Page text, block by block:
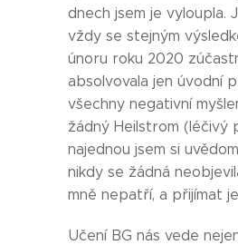
dnech jsem je vyloupla.
vždy se stejným
únoru roku 2020
absolvovala jen úvodní
všechny negativní
žádný Heilstrom (léčivý
najednou jsem si
nikdy se žádná
mně nepatří, a přijímat
Učení BG nás vede